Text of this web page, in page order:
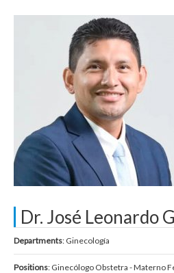
Dr. José Leonardo
Departments: Ginecología
Positions: Ginecólogo Obstetra - Materno